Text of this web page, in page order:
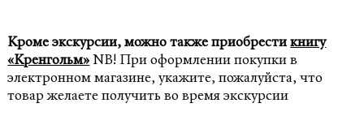
Кроме экскурсии, можно также приобрестикнигу
«Кренгольм» NB! При оформлении покупки в
электронном магазине, укажите, пожалуйста, что
товар желаете получить во время экскурсии